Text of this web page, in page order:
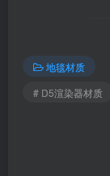
地毯材质
# D5渲染器材质